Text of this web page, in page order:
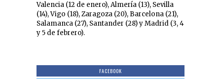
Valencia (12 de enero), Almería (13), Sevilla
(14), Vigo (18), Zaragoza (20), Barcelona (21),
Salamanca (27), Santander (28) y Madrid (3, 4
y 5 de febrero).
FACEBOOK